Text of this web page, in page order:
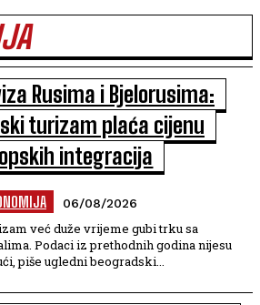
Rusima i Bjelorusima:
turizam plaća cijenu
integracija
06/08/2026
već duže vrijeme gubi trku sa
Podaci iz prethodnih godina nijesu
piše ugledni beogradski...